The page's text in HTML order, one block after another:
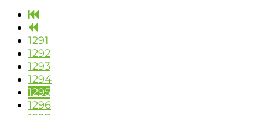
1291
1292
1293
1294
1295
1296